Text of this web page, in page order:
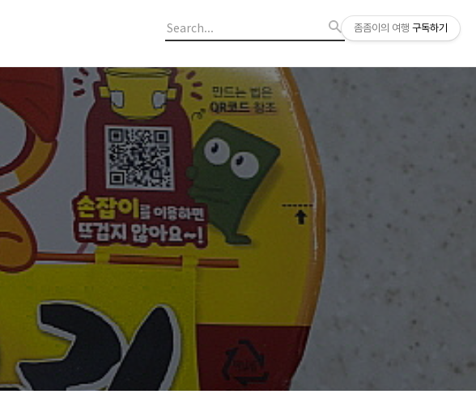
좀좀이의 여행 구독하기